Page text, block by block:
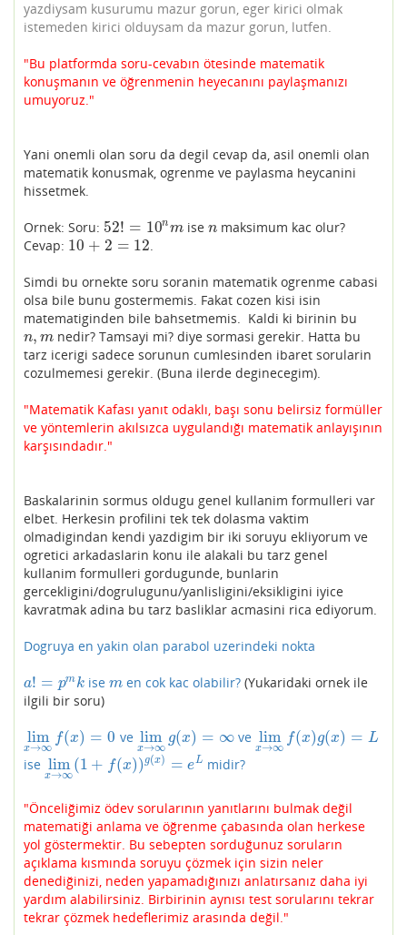
yazdiysam kusurumu mazur gorun, eger kirici olmak
istemeden kirici olduysam da mazur gorun, lutfen.
"Bu platformda soru-cevabın ötesinde matematik
konuşmanın ve öğrenmenin heyecanını paylaşmanızı
umuyoruz."
Yani onemli olan soru da degil cevap da, asil onemli olan
matematik konusmak, ogrenme ve paylasma heycanini
hissetmek.
Ornek: Soru: 52! = 10nm
52!= 10 nm ise n
n maksimum kac olur?
Cevap: 10 + 2 = 12
10+2= 12 .
Simdi bu ornekte soru soranin matematik ogrenme cabasi
olsa bile bunu gostermemis. Fakat cozen kisi isin
matematiginden bile bahsetmemis. Kaldi ki birinin bu
n, m
n,m
nedir? Tamsayi mi? diye sormasi gerekir. Hatta bu
tarz icerigi sadece sorunun cumlesinden ibaret sorularin
cozulmemesi gerekir. (Buna ilerde deginecegim).
"Matematik Kafası yanıt odaklı, başı sonu belirsiz formüller
ve yöntemlerin akılsızca uygulandığı matematik anlayışının
karşısındadır."
Baskalarinin sormus oldugu genel kullanim formulleri var
elbet. Herkesin profilini tek tek dolasma vaktim
olmadigindan kendi yazdigim bir iki soruyu ekliyorum ve
ogretici arkadaslarin konu ile alakali bu tarz genel
kullanim formulleri gordugunde, bunlarin
gercekligini/dogrulugunu/yanlisligini/eksikligini iyice
kavratmak adina bu tarz basliklar acmasini rica ediyorum.
Dogruya en yakin olan parabol uzerindeki nokta
a! = pmk
a!= pmk ise m
m en cok kac olabilir? (Yukaridaki ornek ile
ilgili bir soru)
lim
x→∞
f(x) = 0
limx→∞f(x =0 ve lim
x→∞
g(x) = ∞
limx→∞g(x )=∞ ve lim
x→∞
f(x)g(x) = L
limx→∞f(x)g(x)= L
ise lim
x→∞
(1 + f(x))g(x) = eL
limx→∞ (1 f(x))g(x)=e L midir?
"Önceliğimiz ödev sorularının yanıtlarını bulmak değil
matematiği anlama ve öğrenme çabasında olan herkese
yol göstermektir. Bu sebepten sorduğunuz soruların
açıklama kısmında soruyu çözmek için sizin neler
denediğinizi, neden yapamadığınızı anlatırsanız daha iyi
yardım alabilirsiniz. Birbirinin aynısı test sorularını tekrar
tekrar çözmek hedeflerimiz arasında değil."